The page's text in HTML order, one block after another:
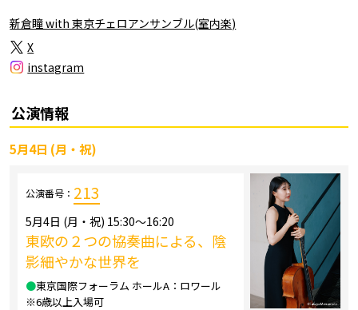
新倉瞳 with 東京チェロアンサンブル(室内楽)
X
instagram
公演情報
5月4日 (月・祝)
公演番号： 213
5月4日 (月・祝) 15:30～16:20
東欧の２つの協奏曲による、陰
影細やかな世界を
●東京国際フォーラム ホールA：ロワール
※6歳以上入場可